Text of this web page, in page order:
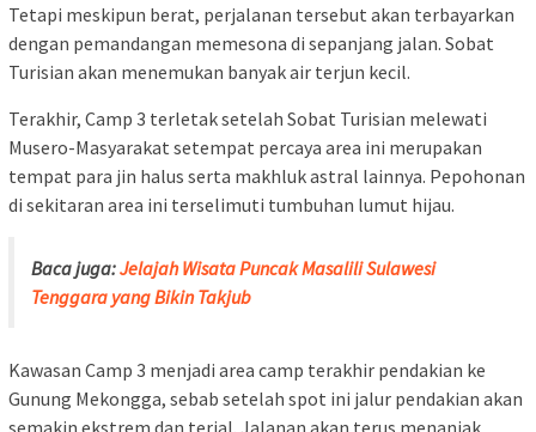
Tetapi meskipun berat, perjalanan tersebut akan terbayarkan
dengan pemandangan memesona di sepanjang jalan. Sobat
Turisian akan menemukan banyak air terjun kecil.
Terakhir, Camp 3 terletak setelah Sobat Turisian melewati
Musero-Masyarakat setempat percaya area ini merupakan
tempat para jin halus serta makhluk astral lainnya. Pepohonan
di sekitaran area ini terselimuti tumbuhan lumut hijau.
Baca juga:Jelajah Wisata Puncak Masalili Sulawesi
Tenggara yang Bikin Takjub
Kawasan Camp 3 menjadi area camp terakhir pendakian ke
Gunung Mekongga, sebab setelah spot ini jalur pendakian akan